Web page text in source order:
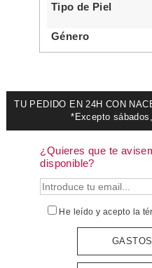
Tipo de Piel
Género
TU PEDIDO EN 24H CON
*Excepto
¿Quieres que te
disponible?
He leído y acepto la